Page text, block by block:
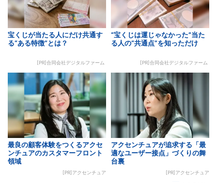
宝くじが当たる人にだけ共通す
る“ある特徴”とは？
[PR]合同会社デジタルファーム
“宝くじは運じゃなかった”当た
る人の“共通点”を知っただけ
[PR]合同会社デジタルファーム
最良の顧客体験をつくるアクセ
ンチュアのカスタマーフロント
領域
[PR]アクセンチュア
アクセンチュアが追求する「最
適なユーザー接点」づくりの舞
台裏
[PR]アクセンチュア